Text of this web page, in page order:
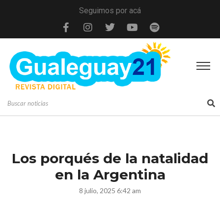
Seguimos por acá
Los porqués de la natalidad
en la Argentina
8 julio, 2025 6:42 am